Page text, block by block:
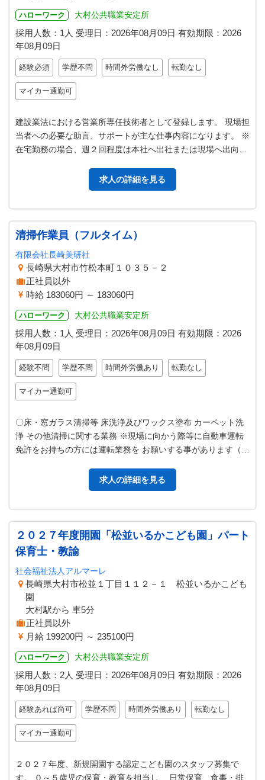
ハローワーク 大村公共職業安定所
採用人数：1人 受理日： 2026年08月09日 有効期限： 2026
年08月09日
経験必須 学歴不問 時間外労働なし 転勤なし
マイカー通勤可
建設業法における営業所専任技術者として登録します。 現場担
当者への必要な助言、サポートが主な仕事内容になります。 ※
在宅勤務の場合、週２回程度は本社へ出社または現場へ出向い
求人の詳細を見る
清掃作業員（フルタイム）
有限会社長崎美研社
長崎県大村市竹松本町１０３５－２
正社員以外
時給 183060円 ～ 183060円
ハローワーク 大村公共職業安定所
採用人数：1人 受理日： 2026年08月09日 有効期限： 2026
年08月09日
経験不問 学歴不問 時間外労働あり 転勤なし
マイカー通勤可
〇床・窓ガラス清掃等 床洗浄及びワックス塗布 カーペット洗
浄 その他清掃に関する業務 ※現場に向かう際等に自動車運転
免許をお持ちの方には運転業務を お願いする事があります（社
求人の詳細を見る
２０２７年度開園「松並いるかこども園」パート
保育士・教諭
社会福祉法人アルマーレ
長崎県大村市松並１丁目１１２－１ 松並いるかこども
園
大村駅から 車5分
正社員以外
月給 199200円 ～ 235100円
ハローワーク 大村公共職業安定所
採用人数：2人 受理日： 2026年08月09日 有効期限： 2026
年08月09日
経験あれば尚可 学歴不問 時間外労働あり 転勤なし
マイカー通勤可
２０２７年度、新規開園する認定こども園のスタッフ募集で
す。 ０～５歳児の保育・教育を担当し、 日常保育、食事・排